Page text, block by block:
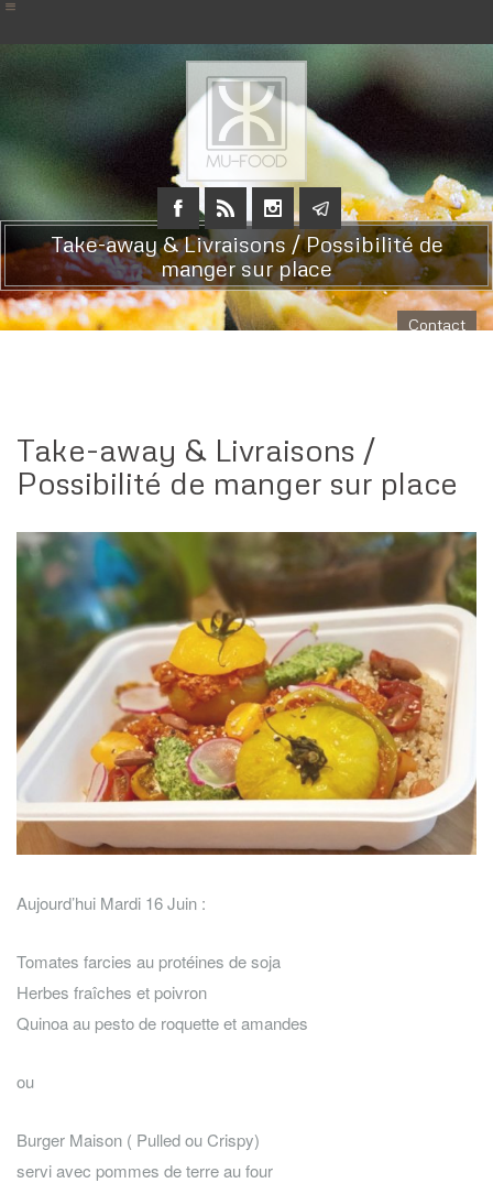
Take-away & Livraisons / Possibilité de
manger sur place
Contact
Take-away & Livraisons /
Possibilité de manger sur place
Aujourd’hui Mardi 16 Juin :
Tomates farcies au protéines de soja
Herbes fraîches et poivron
Quinoa au pesto de roquette et amandes
ou
Burger Maison ( Pulled ou Crispy)
servi avec pommes de terre au four